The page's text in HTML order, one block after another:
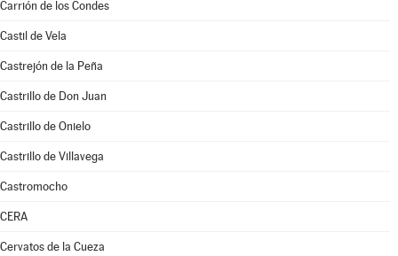
Carrión de los Condes
Castil de Vela
Castrejón de la Peña
Castrillo de Don Juan
Castrillo de Onielo
Castrillo de Villavega
Castromocho
CERA
Cervatos de la Cueza